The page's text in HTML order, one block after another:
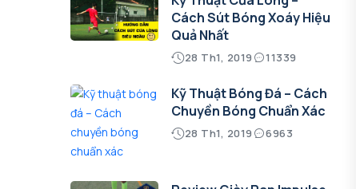
Cách Sút Bóng Xoáy Hiệu
Quả Nhất
28 Th1, 2019 11339
Kỹ Thuật Bóng Đá – Cách
Chuyền Bóng Chuẩn Xác
28 Th1, 2019 6963